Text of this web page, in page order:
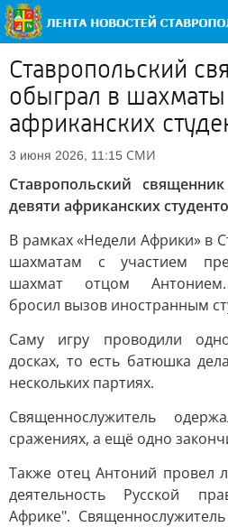
Ставропольский
обыграл в шахматы
африканских
3 июня 2026, 11:15 СМИ
Ставропольский
девяти африканских
В рамках «Недели Африки» в
шахматам с участием
шахмат отцом Антонием.
бросил вызов иностранным
Саму игру проводили
досках, то есть батюшка
нескольких партиях.
Священнослужитель
сражениях, а ещё одно
Также отец Антоний провел
деятельность Русской
Африке".